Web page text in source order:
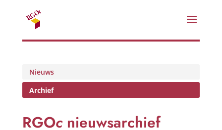
Nieuws
Archief
RGOcnieuwsarchief